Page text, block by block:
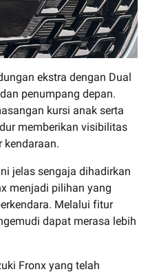
ekstra dengan Dual
penumpang depan.
kursi anak serta
memberikan visibilitas
kendaraan.
jelas sengaja dihadirkan
menjadi pilihan yang
Melalui fitur
dapat merasa lebih
Fronx yang telah